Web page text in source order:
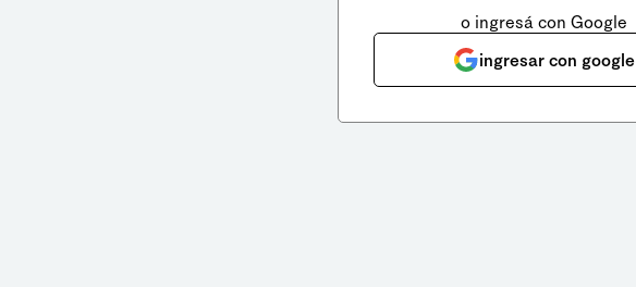
o ingresá con Google
ingresar con google